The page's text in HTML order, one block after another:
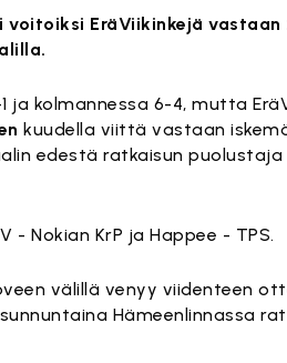
EräViikinkejä vastaan
kolmannessa 6-4, mutta
kuudella viittä vastaan
edestä ratkaisun puolustaja
Nokian KrP ja Happee - TPS.
välillä venyy viidenteen
Hämeenlinnassa